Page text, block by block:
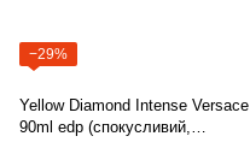
−29%
Yellow Diamond Intense Versace
90ml edp (спокусливий,